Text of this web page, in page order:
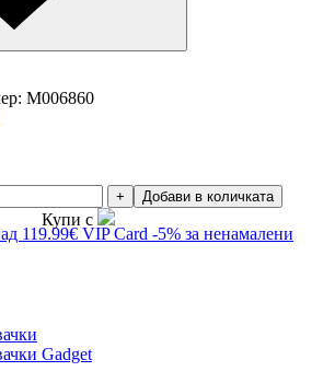
M006860
+ Добави в количката
Купи с
119.99€ VIP Card -5% за ненамалени
Gadget